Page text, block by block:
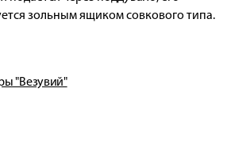
зольным ящиком совкового типа.
"Везувий"